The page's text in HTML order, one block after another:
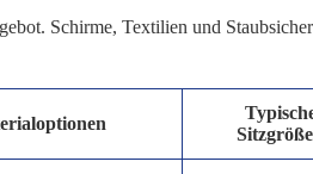
Schirme, Textilien und